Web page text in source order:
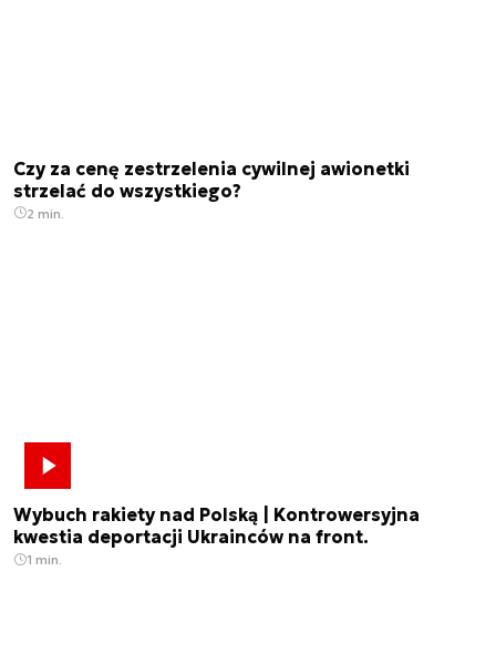
Czy za cenę zestrzelenia cywilnej awionetki
strzelać do wszystkiego?
2 min.
Wybuch rakiety nad Polską | Kontrowersyjna
kwestia deportacji Ukrainców na front.
1 min.